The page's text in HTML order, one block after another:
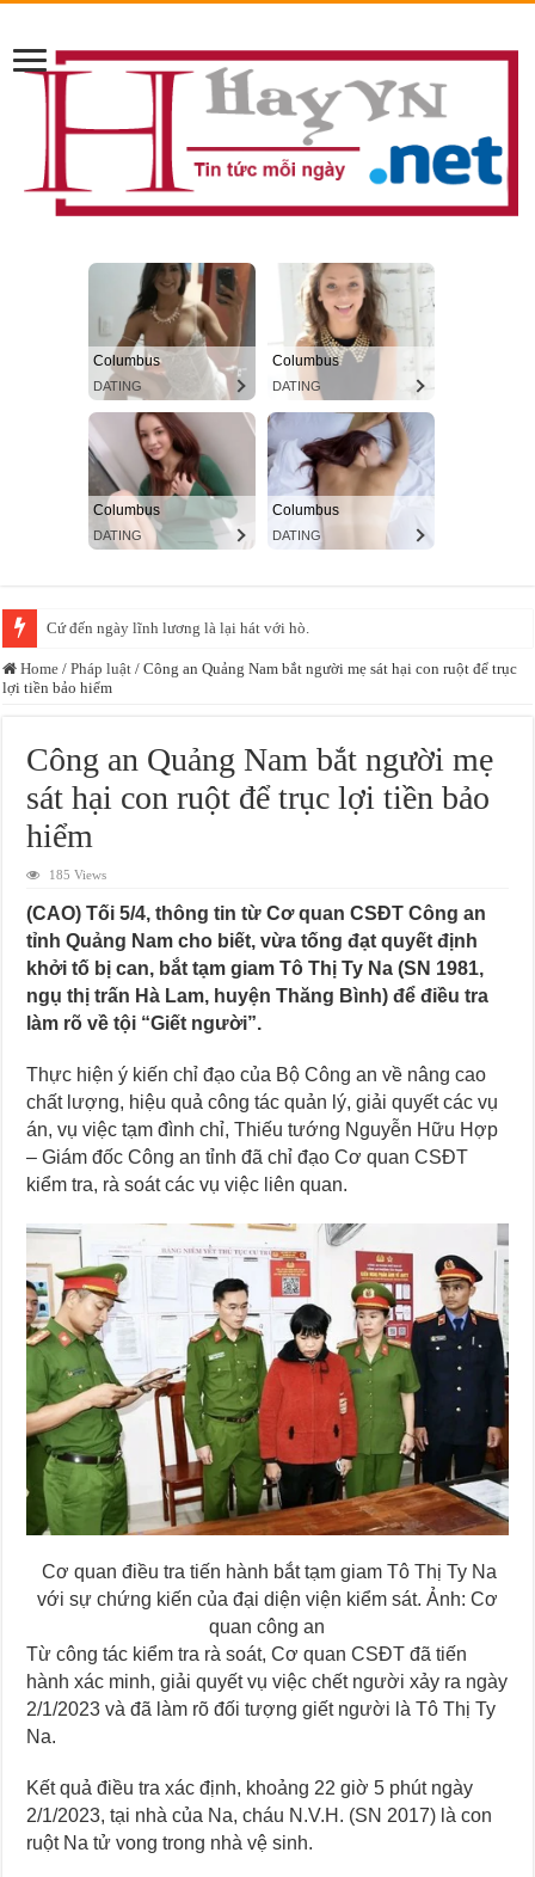
Cứ đến ngày lĩnh lương là lại hát với hò.
Home / Pháp luật / Công an Quảng Nam bắt người mẹ sát hại con ruột để trục
lợi tiền bảo hiểm
Công an Quảng Nam bắt người mẹ
sát hại con ruột để trục lợi tiền bảo
hiểm
185 Views
(CAO) Tối 5/4, thông tin từ Cơ quan CSĐT Công an
tỉnh Quảng Nam cho biết, vừa tống đạt quyết định
khởi tố bị can, bắt tạm giam Tô Thị Ty Na (SN 1981,
ngụ thị trấn Hà Lam, huyện Thăng Bình) để điều tra
làm rõ về tội “Giết người”.
Thực hiện ý kiến chỉ đạo của Bộ Công an về nâng cao
chất lượng, hiệu quả công tác quản lý, giải quyết các vụ
án, vụ việc tạm đình chỉ, Thiếu tướng Nguyễn Hữu Hợp
– Giám đốc Công an tỉnh đã chỉ đạo Cơ quan CSĐT
kiểm tra, rà soát các vụ việc liên quan.
Cơ quan điều tra tiến hành bắt tạm giam Tô Thị Ty Na
với sự chứng kiến của đại diện viện kiểm sát. Ảnh: Cơ
quan công an
Từ công tác kiểm tra rà soát, Cơ quan CSĐT đã tiến
hành xác minh, giải quyết vụ việc chết người xảy ra ngày
2/1/2023 và đã làm rõ đối tượng giết người là Tô Thị Ty
Na.
Kết quả điều tra xác định, khoảng 22 giờ 5 phút ngày
2/1/2023, tại nhà của Na, cháu N.V.H. (SN 2017) là con
ruột Na tử vong trong nhà vệ sinh.